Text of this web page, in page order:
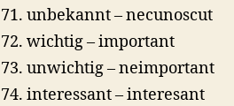
unbekannt – necunoscut
wichtig – important
unwichtig – neimportant
interessant – interesant